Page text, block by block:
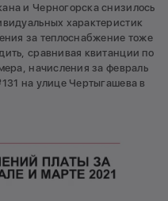
и Черногорска снизилось
характеристик
за теплоснабжение тоже
сравнивая квитанции по
начисления за февраль
на улице Чертыгашева в